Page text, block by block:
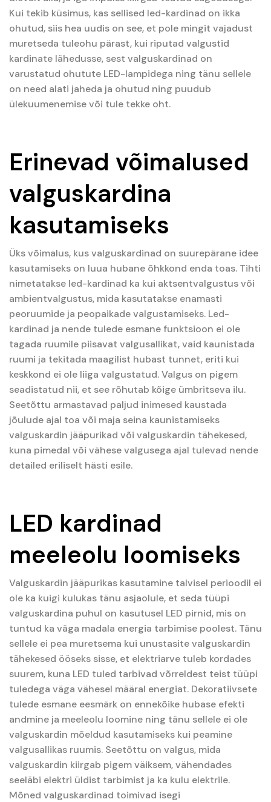
Kui tekib küsimus, kas sellised led-kardinad on ikka
ohutud, siis hea uudis on see, et pole mingit vajadust
muretseda tuleohu pärast, kui riputad valgustid
kardinate lähedusse, sest valguskardinad on
varustatud ohutute LED-lampidega ning tänu sellele
on need alati jaheda ja ohutud ning puudub
ülekuumenemise või tule tekke oht.
Erinevad võimalused
valguskardina
kasutamiseks
Üks võimalus, kus valguskardinad on suurepärane idee
kasutamiseks on luua hubane õhkkond enda toas. Tihti
nimetatakse led-kardinad ka kui aktsentvalgustus või
ambientvalgustus, mida kasutatakse enamasti
peoruumide ja peopaikade valgustamiseks. Led-
kardinad ja nende tulede esmane funktsioon ei ole
tagada ruumile piisavat valgusallikat, vaid kaunistada
ruumi ja tekitada maagilist hubast tunnet, eriti kui
keskkond ei ole liiga valgustatud. Valgus on pigem
seadistatud nii, et see rõhutab kõige ümbritseva ilu.
Seetõttu armastavad paljud inimesed kaustada
jõulude ajal toa või maja seina kaunistamiseks
valguskardin jääpurikad või valguskardin tähekesed,
kuna pimedal või vähese valgusega ajal tulevad nende
detailed eriliselt hästi esile.
LED kardinad
meeleolu loomiseks
Valguskardin jääpurikas kasutamine talvisel perioodil ei
ole ka kuigi kulukas tänu asjaolule, et seda tüüpi
valguskardina puhul on kasutusel LED pirnid, mis on
tuntud ka väga madala energia tarbimise poolest. Tänu
sellele ei pea muretsema kui unustasite valguskardin
tähekesed ööseks sisse, et elektriarve tuleb kordades
suurem, kuna LED tuled tarbivad võrreldest teist tüüpi
tuledega väga vähesel määral energiat. Dekoratiivsete
tulede esmane eesmärk on ennekõike hubase efekti
andmine ja meeleolu loomine ning tänu sellele ei ole
valguskardin mõeldud kasutamiseks kui peamine
valgusallikas ruumis. Seetõttu on valgus, mida
valguskardin kiirgab pigem väiksem, vähendades
seeläbi elektri üldist tarbimist ja ka kulu elektrile.
Mõned valguskardinad toimivad isegi